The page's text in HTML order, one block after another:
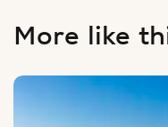
More like